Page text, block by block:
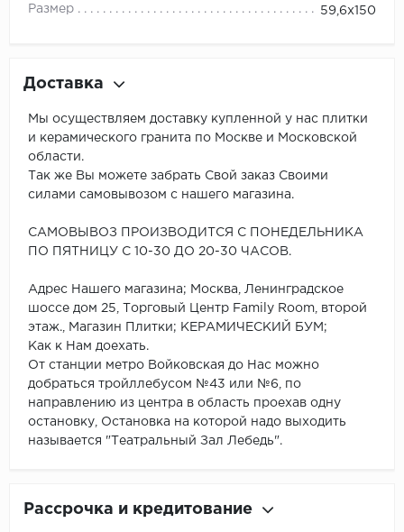
Размер 59,6x150
Доставка
Мы осуществляем доставку купленной у нас плитки
и керамического гранита по Москве и Московской
области.
Так же Вы можете забрать Свой заказ Своими
силами самовывозом с нашего магазина.
САМОВЫВОЗ ПРОИЗВОДИТСЯ С ПОНЕДЕЛЬНИКА
ПО ПЯТНИЦУ С 10-30 ДО 20-30 ЧАСОВ.
Адрес Нашего магазина; Москва, Ленинградское
шоссе дом 25, Торговый Центр Family Room, второй
этаж., Магазин Плитки; КЕРАМИЧЕСКИЙ БУМ;
Как к Нам доехать.
От станции метро Войковская до Нас можно
добраться тройллебусом №43 или №6, по
направлению из центра в область проехав одну
остановку, Остановка на которой надо выходить
называется "Театральный Зал Лебедь".
Рассрочка и кредитование